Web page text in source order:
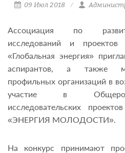
09 Июл 2018
Ассоциация по
исследований и
«Глобальная энергия»
аспирантов, а также
профильных организаций в
участие в
исследовательских
«ЭНЕРГИЯ МОЛОДОСТИ».
На конкурс принимают